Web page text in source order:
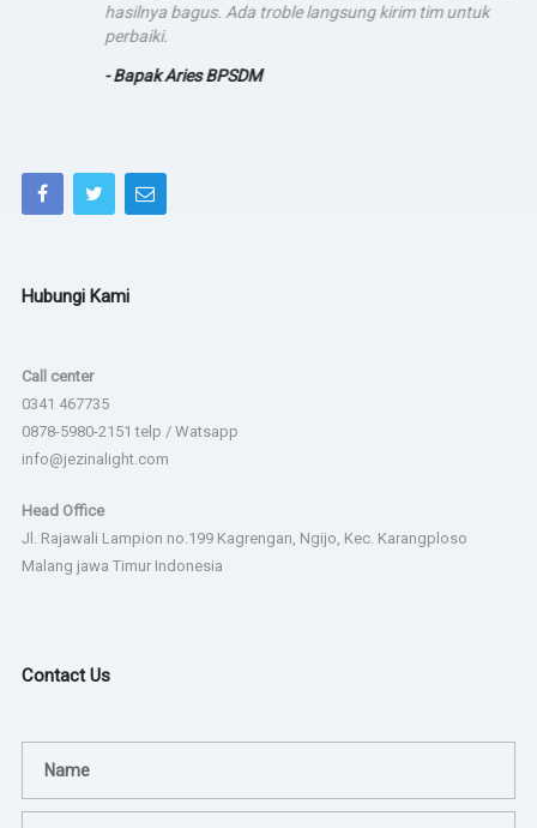
hasilnya bagus. Ada troble langsung kirim tim untuk
perbaiki.
- Bapak Aries BPSDM
Hubungi Kami
Call center
0341 467735
0878-5980-2151 telp / Watsapp
info@jezinalight.com
Head Office
Jl. Rajawali Lampion no.199 Kagrengan, Ngijo, Kec. Karangploso
Malang jawa Timur Indonesia
Contact Us